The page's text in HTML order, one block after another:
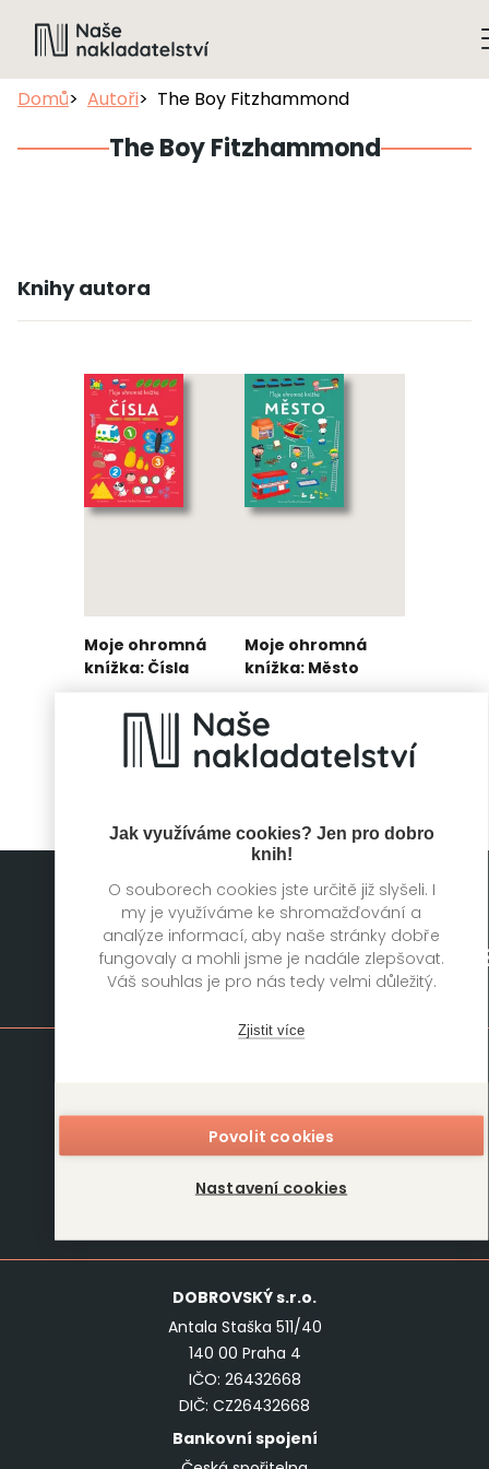
Jak využíváme cookies? Jen pro dobro
knih!
O souborech cookies jste určitě již slyšeli. I
my je využíváme ke shromažďování a
analýze informací, aby naše stránky dobře
fungovaly a mohli jsme je nadále zlepšovat.
Váš souhlas je pro nás tedy velmi důležitý.
Zjistit více
Povolit cookies
Nastavení cookies
Domů Autoři The Boy Fitzhammond
The Boy Fitzhammond
Knihy autora
Moje ohromná
knížka: Čísla
Fitzhammond
Moje ohromná
knížka: Město
Fitzhammond
Mapa stránek
Kariéra
Kontakt
DOBROVSKÝs.r.o.
Antala Staška 511/40
140 00 Praha 4
IČO: 26432668
DIČ: CZ26432668
Bankovní spojení